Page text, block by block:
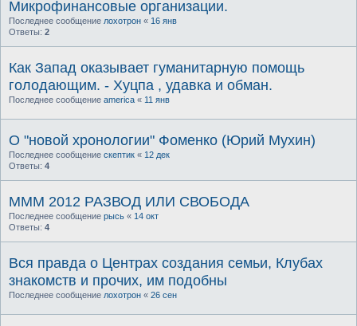
Микрофинансовые организации.
Последнее сообщение лохотрон « 16 янв
Ответы: 2
Как Запад оказывает гуманитарную помощь
голодающим. - Хуцпа , удавка и обман.
Последнее сообщение america « 11 янв
О "новой хронологии" Фоменко (Юрий Мухин)
Последнее сообщение скептик « 12 дек
Ответы: 4
МММ 2012 РАЗВОД ИЛИ СВОБОДА
Последнее сообщение рысь « 14 окт
Ответы: 4
Вся правда о Центрах создания семьи, Клубах
знакомств и прочих, им подобны
Последнее сообщение лохотрон « 26 сен